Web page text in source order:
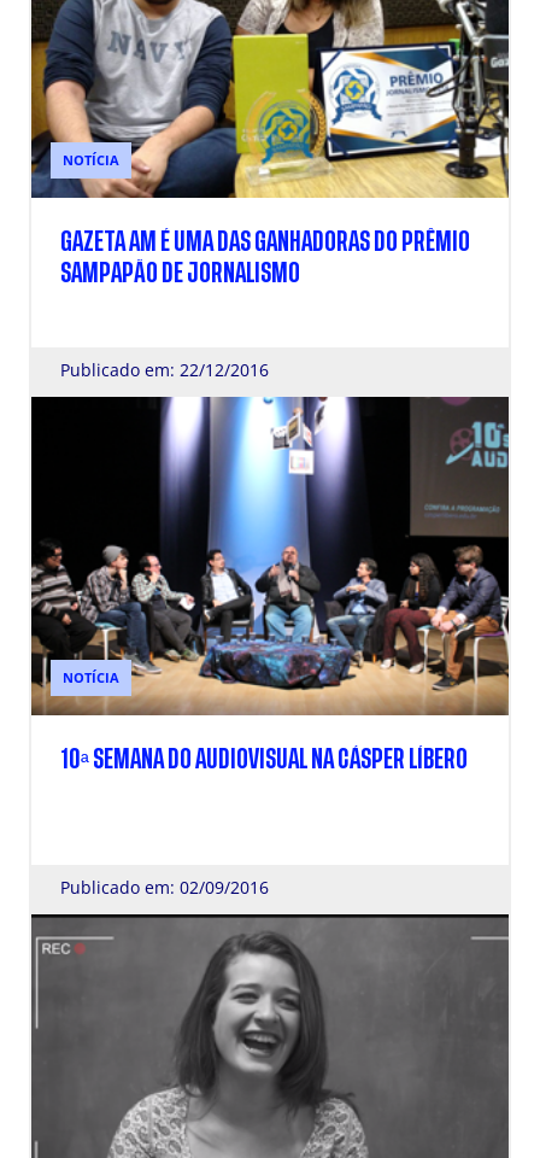
NOTÍCIA
GAZETA AM É UMA DAS GANHADORAS DO PRÊMIO
SAMPAPÃO DE JORNALISMO
Publicado em: 22/12/2016
NOTÍCIA
10ª SEMANA DO AUDIOVISUAL NA CÁSPER LÍBERO
Publicado em: 02/09/2016